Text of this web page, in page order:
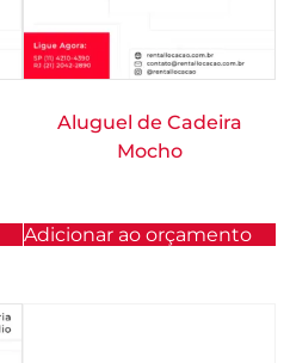
Aluguel de Cadeira
Mocho
Adicionar ao orçamento